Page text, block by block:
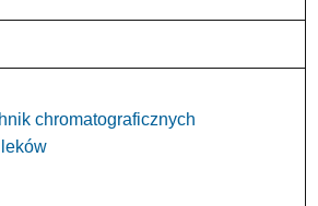
chromatograficznych